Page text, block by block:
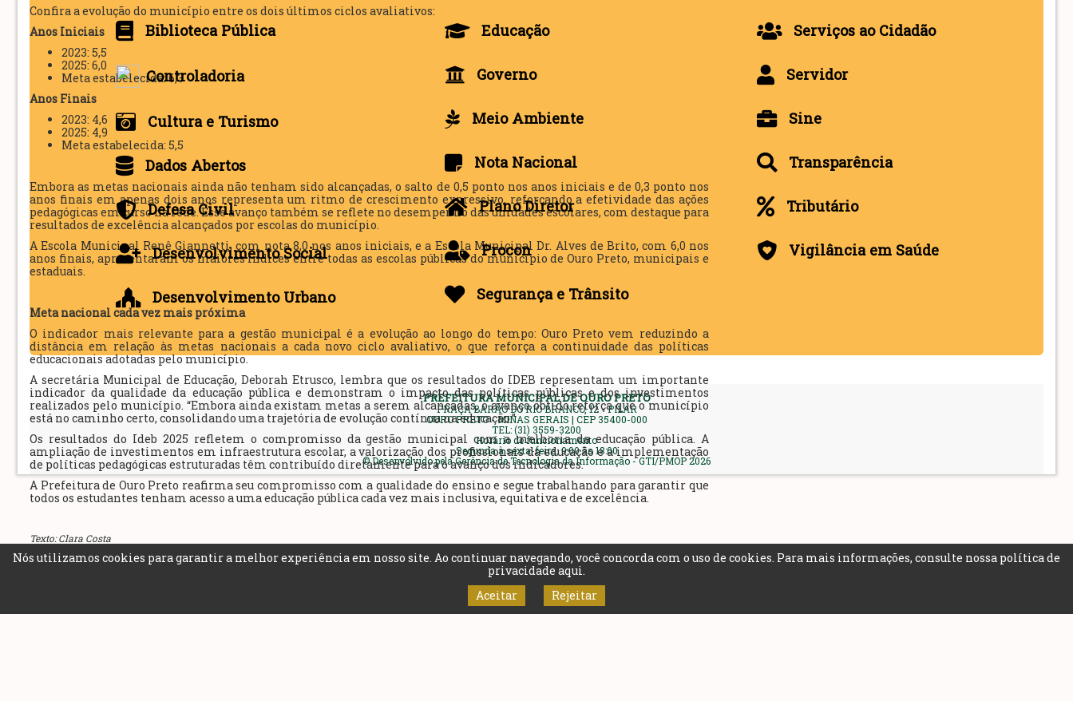
Confira a evolução do município entre os dois últimos ciclos avaliativos:
Anos Iniciais
2023: 5,5
2025: 6,0
Meta estabelecida: 6,3
Anos Finais
2023: 4,6
2025: 4,9
Meta estabelecida: 5,5
Embora as metas nacionais ainda não tenham sido alcançadas, o salto de 0,5 ponto nos anos iniciais e de 0,3 ponto nos
anos finais em apenas dois anos representa um ritmo de crescimento expressivo, reforçando a efetividade das ações
pedagógicas em curso na rede. Esse avanço também se reflete no desempenho das unidades escolares, com destaque para
resultados de excelência alcançados por escolas do município.
A Escola Municipal Renê Giannetti, com nota 8,0 nos anos iniciais, e a Escola Municipal Dr. Alves de Brito, com 6,0 nos
anos finais, apresentaram os maiores índices entre todas as escolas públicas do município de Ouro Preto, municipais e
estaduais.
Meta nacional cada vez mais próxima
O indicador mais relevante para a gestão municipal é a evolução ao longo do tempo: Ouro Preto vem reduzindo a
distância em relação às metas nacionais a cada novo ciclo avaliativo, o que reforça a continuidade das políticas
educacionais adotadas pelo município.
A secretária Municipal de Educação, Deborah Etrusco, lembra que os resultados do IDEB representam um importante
indicador da qualidade da educação pública e demonstram o impacto das políticas públicas e dos investimentos
realizados pelo município. “Embora ainda existam metas a serem alcançadas, o avanço obtido reforça que o município
está no caminho certo, consolidando uma trajetória de evolução contínua na educação.”
Os resultados do Ideb 2025 refletem o compromisso da gestão municipal com a melhoria da educação pública. A
ampliação de investimentos em infraestrutura escolar, a valorização dos profissionais da educação e a implementação
de políticas pedagógicas estruturadas têm contribuído diretamente para o avanço dos indicadores.
A Prefeitura de Ouro Preto reafirma seu compromisso com a qualidade do ensino e segue trabalhando para garantir que
todos os estudantes tenham acesso a uma educação pública cada vez mais inclusiva, equitativa e de excelência.
Texto: Clara Costa
Revisão: Victor Stutz
Biblioteca Pública
Controladoria
Cultura e Turismo
Dados Abertos
Defesa Civil
Desenvolvimento Social
Desenvolvimento Urbano
Educação
Governo
Meio Ambiente
Nota Nacional
Plano Diretor
Procon
Segurança e Trânsito
Serviços ao Cidadão
Servidor
Sine
Transparência
Tributário
Vigilância em Saúde
PREFEITURA MUNICIPAL DE OURO PRETO
PRAÇA BARÃO DO RIO BRANCO, 12 - PILAR
OURO PRETO - MINAS GERAIS | CEP 35400-000
TEL: (31) 3559-3200
Horário de funcionamento
Segunda à sexta-feira, 9:00 às 18:00
© Desenvolvido pela Gerência de Tecnologia da Informação - GTI/PMOP 2026
Nós utilizamos cookies para garantir a melhor experiência em nosso site. Ao continuar navegando, você concorda com o uso de cookies. Para mais informações, consulte nossa política de
privacidade aqui.
Aceitar
Rejeitar